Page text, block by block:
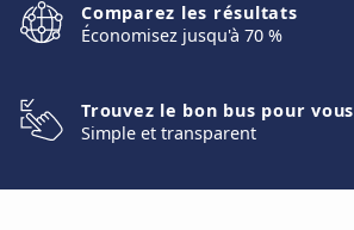
Comparez les résultats
Économisez jusqu'à 70 %
Trouvez le bon bus pour vous
Simple et transparent